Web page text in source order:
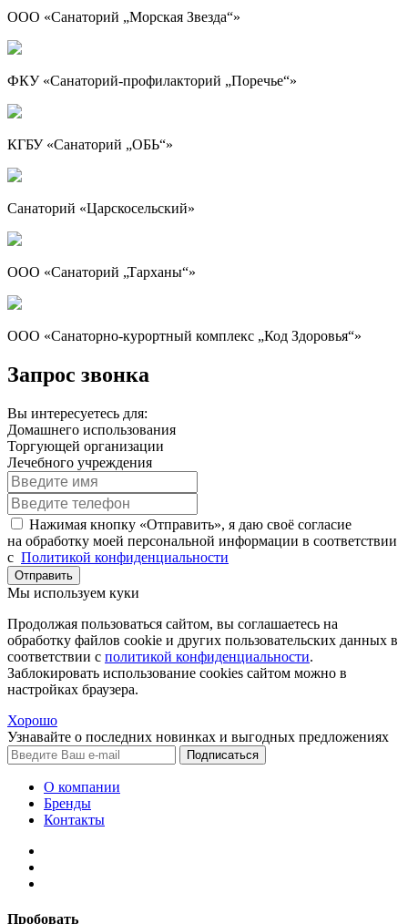
ООО «Санаторий „Морская Звезда“»
ФКУ «Санаторий-профилакторий „Поречье“»
КГБУ «Санаторий „ОБЬ“»
Санаторий «Царскосельский»
ООО «Санаторий „Тарханы“»
ООО «Санаторно-курортный комплекс „Код Здоровья“»
Запрос звонка
Вы интересуетесь для:
Домашнего использования
Торгующей организации
Лечебного учреждения
Нажимая кнопку «Отправить», я даю своё согласие
на обработку моей персональной информации в соответствии
с Политикой конфиденциальности
Отправить
Мы используем куки
Продолжая пользоваться сайтом, вы соглашаетесь на
обработку файлов cookie и других пользовательских данных в
соответствии с политикой конфиденциальности.
Заблокировать использование cookies сайтом можно в
настройках браузера.
Хорошо
Узнавайте о последних новинках и выгодных предложениях
Подписаться
О компании
Бренды
Контакты
Пробовать